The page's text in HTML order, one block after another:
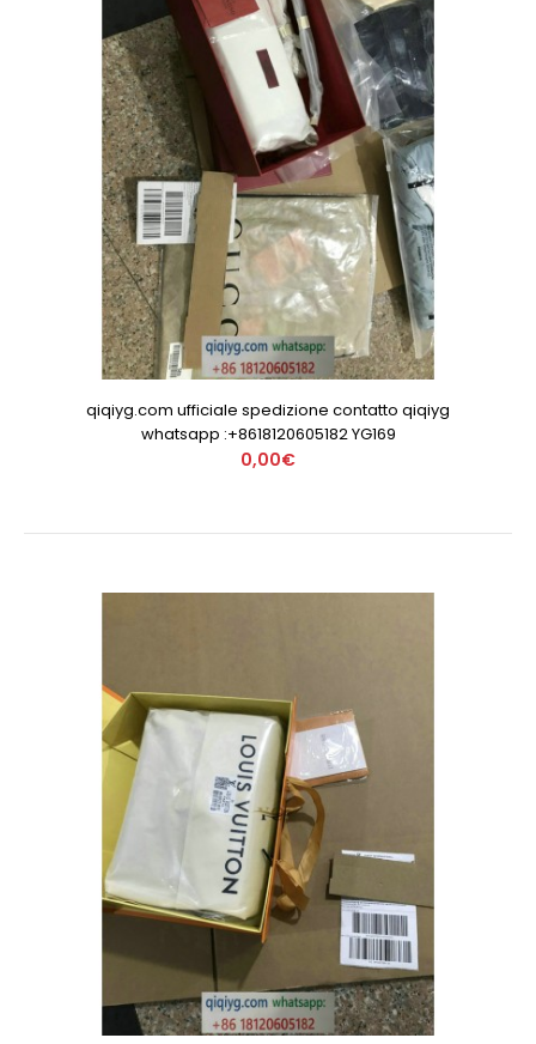
qiqiyg.com ufficiale spedizione contatto qiqiyg
whatsapp :+8618120605182 YG169
0,00€